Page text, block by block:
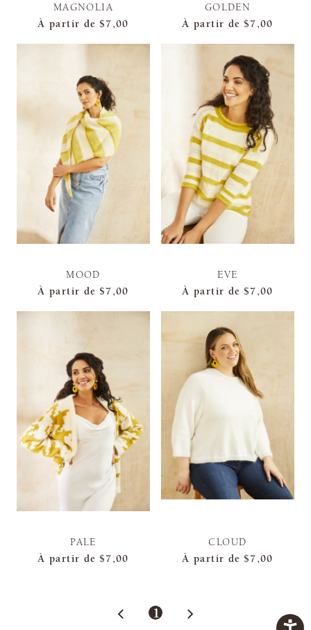
MAGNOLIA
À partir de $7,00
GOLDEN
À partir de $7,00
MOOD
À partir de $7,00
EVE
À partir de $7,00
PALE
À partir de $7,00
CLOUD
À partir de $7,00
1